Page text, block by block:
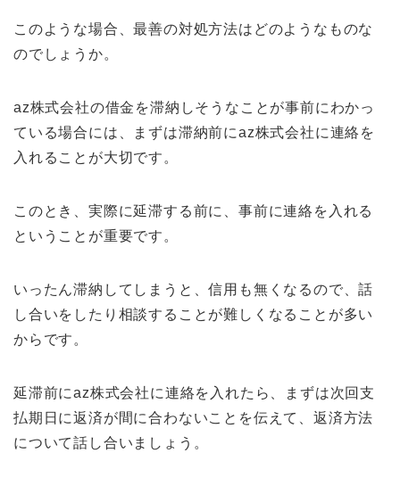
このような場合、最善の対処方法はどのようなものな
のでしょうか。
az株式会社の借金を滞納しそうなことが事前にわかっ
ている場合には、まずは滞納前にaz株式会社に連絡を
入れることが大切です。
このとき、実際に延滞する前に、事前に連絡を入れる
ということが重要です。
いったん滞納してしまうと、信用も無くなるので、話
し合いをしたり相談することが難しくなることが多い
からです。
延滞前にaz株式会社に連絡を入れたら、まずは次回支
払期日に返済が間に合わないことを伝えて、返済方法
について話し合いましょう。